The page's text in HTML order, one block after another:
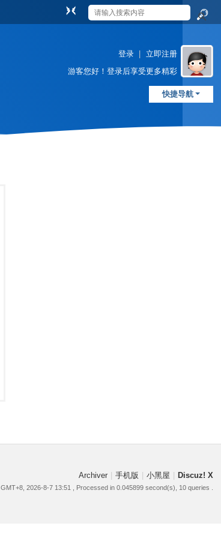
索
登录
立即注册
游客您好！登录后享受更多精彩
快捷导航
Archiver 手机版 小黑屋 Discuz! X
GMT+8, 2026-8-7 13:51 , Processed in 0.045899 second(s), 10 queries .